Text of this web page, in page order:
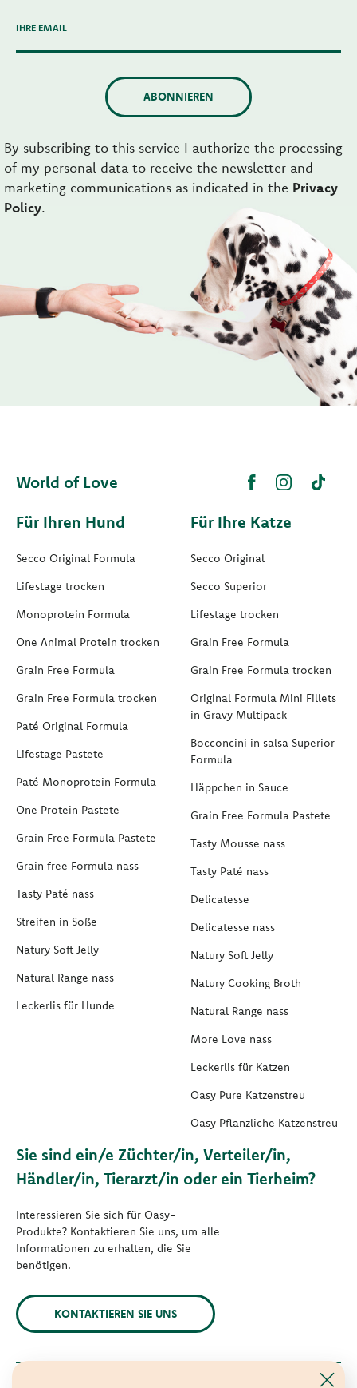
IHRE EMAIL
ABONNIEREN
By subscribing to this service I authorize the processing
of my personal data to receive the newsletter and
marketing communications as indicated in the Privacy
Policy.
World of Love
Für Ihren Hund
Secco Original Formula
Lifestage trocken
Monoprotein Formula
One Animal Protein trocken
Grain Free Formula
Grain Free Formula trocken
Paté Original Formula
Lifestage Pastete
Paté Monoprotein Formula
One Protein Pastete
Grain Free Formula Pastete
Grain free Formula nass
Tasty Paté nass
Streifen in Soße
Natury Soft Jelly
Natural Range nass
Leckerlis für Hunde
Für Ihre Katze
Secco Original
Secco Superior
Lifestage trocken
Grain Free Formula
Grain Free Formula trocken
Original Formula Mini Fillets
in Gravy Multipack
Bocconcini in salsa Superior
Formula
Häppchen in Sauce
Grain Free Formula Pastete
Tasty Mousse nass
Tasty Paté nass
Delicatesse
Delicatesse nass
Natury Soft Jelly
Natury Cooking Broth
Natural Range nass
More Love nass
Leckerlis für Katzen
Oasy Pure Katzenstreu
Oasy Pflanzliche Katzenstreu
Sie sind ein/e Züchter/in, Verteiler/in,
Händler/in, Tierarzt/in oder ein Tierheim?
Interessieren Sie sich für Oasy-
Produkte? Kontaktieren Sie uns, um alle
Informationen zu erhalten, die Sie
benötigen.
KONTAKTIEREN SIE UNS